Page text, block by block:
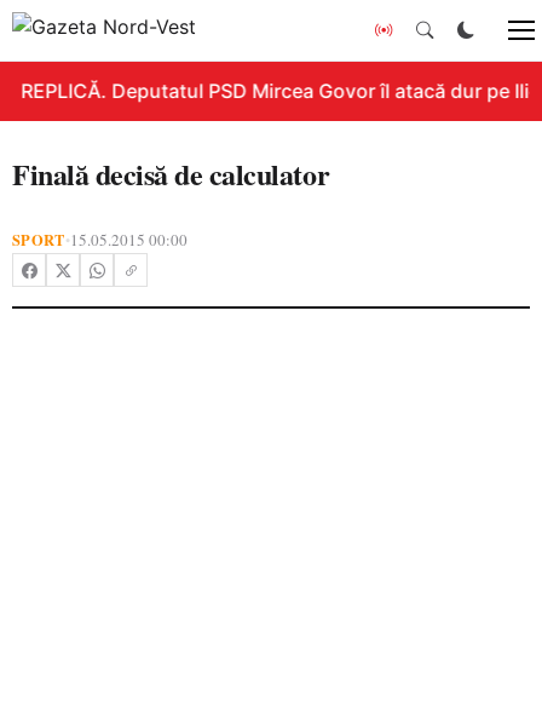
REPLICĂ. Deputatul PSD Mircea Govor îl atacă dur pe
Finală decisă de calculator
SPORT•15.05.2015 00:00